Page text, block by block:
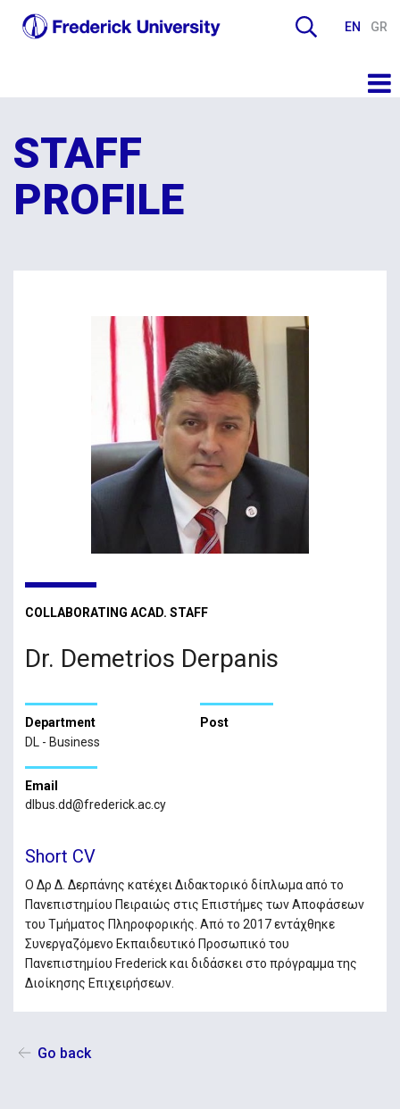
EN GR
STAFF
PROFILE
COLLABORATING ACAD. STAFF
Dr. Demetrios Derpanis
Department
DL - Business
Post
Email
dlbus.dd@frederick.ac.cy
Short CV
O Δρ Δ. Δερπάνης κατέχει Διδακτορικό δίπλωμα από το
Πανεπιστημίου Πειραιώς στις Επιστήμες των Αποφάσεων
του Τμήματος Πληροφορικής. Από το 2017 εντάχθηκε
Συνεργαζόμενο Εκπαιδευτικό Προσωπικό του
Πανεπιστημίου Frederick και διδάσκει στο πρόγραμμα της
Διοίκησης Επιχειρήσεων.
Go back